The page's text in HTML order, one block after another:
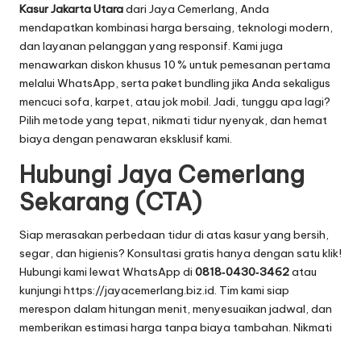
Kasur Jakarta Utaradari Jaya Cemerlang, Anda
mendapatkan kombinasi harga bersaing, teknologi modern,
dan layanan pelanggan yang responsif. Kami juga
menawarkan diskon khusus 10 % untuk pemesanan pertama
melalui WhatsApp, serta paket bundling jika Anda sekaligus
mencuci sofa, karpet, atau jok mobil. Jadi, tunggu apa lagi?
Pilih metode yang tepat, nikmati tidur nyenyak, dan hemat
biaya dengan penawaran eksklusif kami.
Hubungi Jaya Cemerlang
Sekarang (CTA)
Siap merasakan perbedaan tidur di atas kasur yang bersih,
segar, dan higienis? Konsultasi gratis hanya dengan satu klik!
Hubungi kami lewat WhatsApp di 0818‑0430‑3462atau
kunjungi https://jayacemerlang.biz.id. Tim kami siap
merespon dalam hitungan menit, menyesuaikan jadwal, dan
memberikan estimasi harga tanpa biaya tambahan. Nikmati